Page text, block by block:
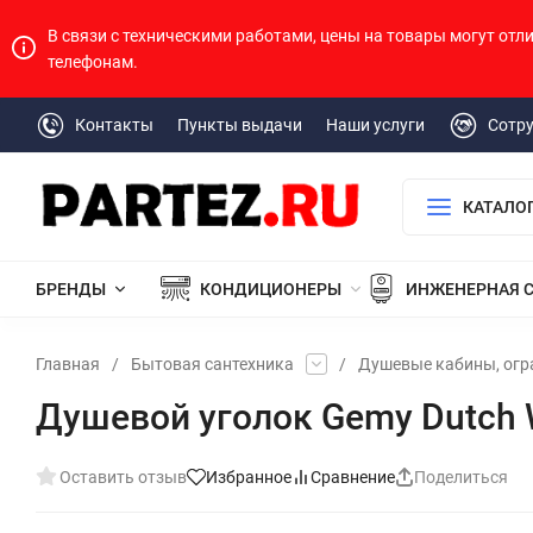
В связи с техническими работами, цены на товары могут
телефонам.
Контакты Пункты выдачи Наши услуги
БРЕНДЫ КОНДИЦИОНЕРЫ ИНЖЕНЕРНАЯ
Главная / Бытовая сантехника / Душевые кабины,
Душевой уголок Gemy Dutch
Оставить отзыв Избранное Сравнение Поделиться